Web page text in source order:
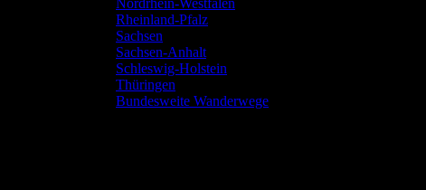
Nordrhein-Westfalen
Rheinland-Pfalz
Sachsen
Sachsen-Anhalt
Schleswig-Holstein
Thüringen
Bundesweite Wanderwege